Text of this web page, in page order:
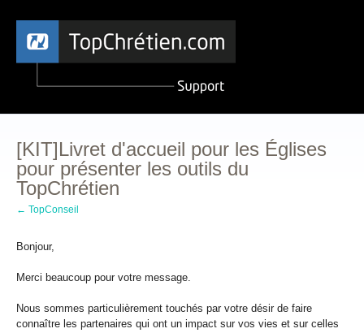
[KIT]Livret d'accueil pour les Églises
pour présenter les outils du
TopChrétien
← TopConseil
Bonjour,
Merci beaucoup pour votre message.
Nous sommes particulièrement touchés par votre désir de faire
connaître les partenaires qui ont un impact sur vos vies et sur celles